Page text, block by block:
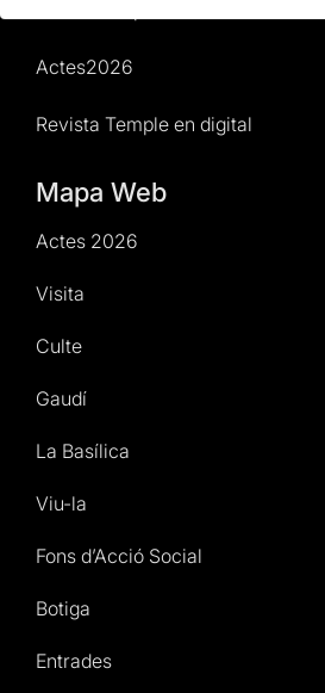
Actes2026
Revista Temple en digital
Mapa Web
Actes 2026
Visita
Culte
Gaudí
La Basílica
Viu-la
Fons d’Acció Social
Botiga
Entrades